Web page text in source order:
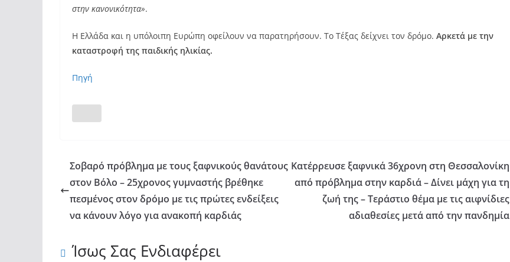
στην κανονικότητα».
Η Ελλάδα και η υπόλοιπη Ευρώπη οφείλουν να παρατηρήσουν. Το Τέξας δείχνει τον δρόμο. Αρκετά με την
καταστροφή της παιδικής ηλικίας.
Πηγή
Σοβαρό πρόβλημα με τους ξαφνικούς θανάτους
στον Βόλο – 25χρονος γυμναστής βρέθηκε
πεσμένος στον δρόμο με τις πρώτες ενδείξεις
να κάνουν λόγο για ανακοπή καρδιάς
Κατέρρευσε ξαφνικά 36χρονη στη Θεσσαλονίκη
από πρόβλημα στην καρδιά – Δίνει μάχη για τη
ζωή της – Τεράστιο θέμα με τις αιφνίδιες
αδιαθεσίες μετά από την πανδημία
Ίσως Σας Ενδιαφέρει